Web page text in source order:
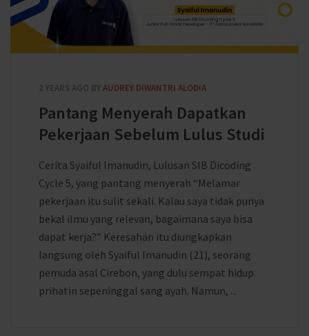
2 YEARS AGO BY AUDREY DIWANTRI ALODIA
Pantang Menyerah Dapatkan
Pekerjaan Sebelum Lulus Studi
Cerita Syaiful Imanudin, Lulusan SIB Dicoding
Cycle 5, yang pantang menyerah “Melamar
pekerjaan itu sulit sekali. Kalau saya tidak punya
bekal ilmu yang relevan, bagaimana saya bisa
dapat kerja?” Keresahan itu diungkapkan
langsung oleh Syaiful Imanudin (21), seorang
pemuda asal Cirebon, yang dulu sempat hidup
prihatin sepeninggal sang ayah. Namun, ...